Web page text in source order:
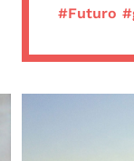
#Futuro